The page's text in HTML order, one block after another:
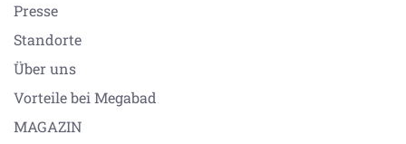
Presse
Standorte
Über uns
Vorteile bei Megabad
MAGAZIN